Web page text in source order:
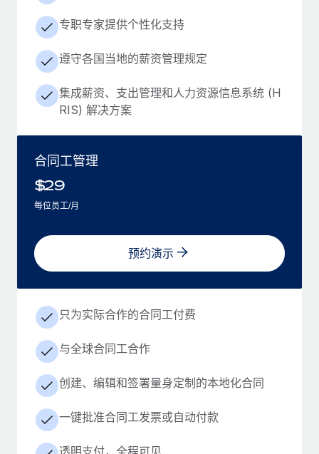
专职专家提供个性化支持
遵守各国当地的薪资管理规定
集成薪资、支出管理和人力资源信息系统 (H
RIS) 解决方案
合同工管理
$29
每位员工/月
预约演示
只为实际合作的合同工付费
与全球合同工合作
创建、编辑和签署量身定制的本地化合同
一键批准合同工发票或自动付款
透明支付，全程可见